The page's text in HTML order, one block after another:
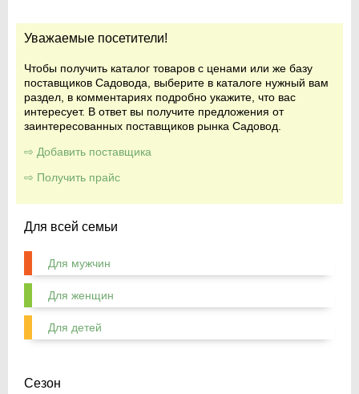
Уважаемые посетители!
Чтобы получить каталог товаров с ценами или же базу
поставщиков Садовода, выберите в каталоге нужный вам
раздел, в комментариях подробно укажите, что вас
интересует. В ответ вы получите предложения от
заинтересованных поставщиков рынка Садовод.
⇨ Добавить поставщика
⇨ Получить прайс
Для всей семьи
Для мужчин
Для женщин
Для детей
Сезон